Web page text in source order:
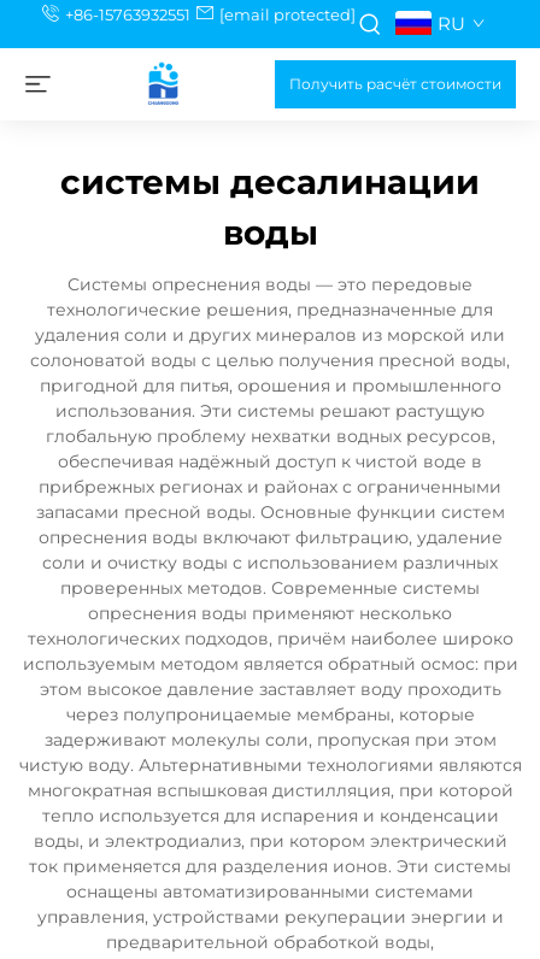
+86-15763932551 [email protected] RU
Получить расчёт стоимости
системы десалинации
воды
Системы опреснения воды — это передовые
технологические решения, предназначенные для
удаления соли и других минералов из морской или
солоноватой воды с целью получения пресной воды,
пригодной для питья, орошения и промышленного
использования. Эти системы решают растущую
глобальную проблему нехватки водных ресурсов,
обеспечивая надёжный доступ к чистой воде в
прибрежных регионах и районах с ограниченными
запасами пресной воды. Основные функции систем
опреснения воды включают фильтрацию, удаление
соли и очистку воды с использованием различных
проверенных методов. Современные системы
опреснения воды применяют несколько
технологических подходов, причём наиболее широко
используемым методом является обратный осмос: при
этом высокое давление заставляет воду проходить
через полупроницаемые мембраны, которые
задерживают молекулы соли, пропуская при этом
чистую воду. Альтернативными технологиями являются
многократная вспышковая дистилляция, при которой
тепло используется для испарения и конденсации
воды, и электродиализ, при котором электрический
ток применяется для разделения ионов. Эти системы
оснащены автоматизированными системами
управления, устройствами рекуперации энергии и
предварительной обработкой воды,